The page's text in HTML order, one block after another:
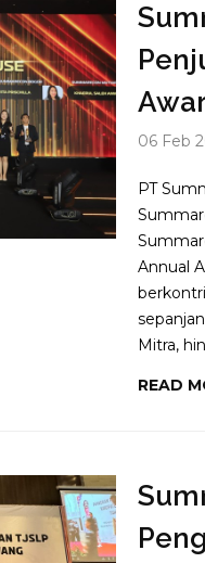
06 Feb
PT
Annual
Mitra,
READ